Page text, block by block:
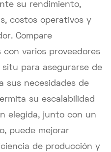
su rendimiento,
costos operativos y
Compare
varios proveedores
para asegurarse de
sus necesidades de
su escalabilidad
elegida, junto con un
puede mejorar
de producción y